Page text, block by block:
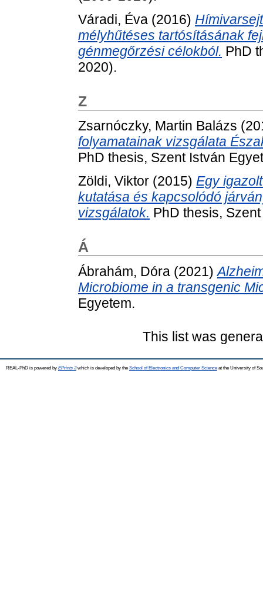
Váradi, Éva (2016)
mélyhűtéses tartósításának
génmegőrzési célokból. PhD
2020).
Z
Zsarnóczky, Martin Balázs
folyamatainak vizsgálata
PhD thesis, Szent István
Zöldi, Viktor (2015) Egy
kutatása és kapcsolódó
vizsgálatok. PhD thesis,
Á
Ábrahám, Dóra (2021)
Microbiome in a transgenic
Egyetem.
This list was
REAL-PhD is powered by EPrints 3which is developed by the School of Electronics and Computer Science at the University of